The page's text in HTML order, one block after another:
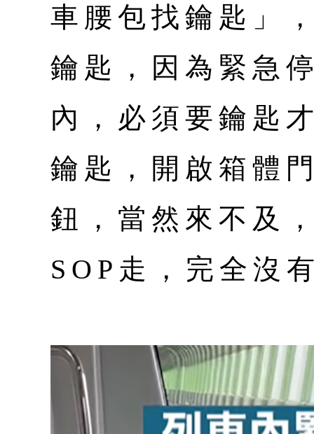
車腰包找鑰匙」
鑰匙，因為緊急
內，必須要鑰匙
鑰匙，開啟箱體
鈕，當然來不及
SOP走，完全沒